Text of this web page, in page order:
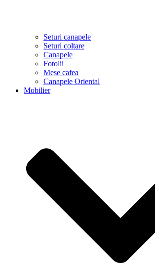
Seturi canapele
Seturi coltare
Canapele
Fotolii
Mese cafea
Canapele Oriental
Mobilier